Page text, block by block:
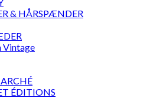
& HÅRSPÆNDER
Vintage
ÉDITIONS